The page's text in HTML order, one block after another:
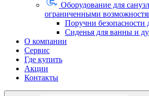
Оборудование для
ограниченными
Поручни безопасности
Сиденья для ванны и
О компании
Сервис
Где купить
Акции
Контакты